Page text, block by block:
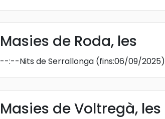
Masies de Roda, les
--:--Nits de Serrallonga (fins:06/09/2025)
Masies de Voltregà, les